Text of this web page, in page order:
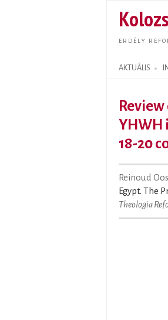
ERDÉLY
AKTUÁLIS
Search form
YHWH
18-20
Reinoud
Egypt. The
Theologia